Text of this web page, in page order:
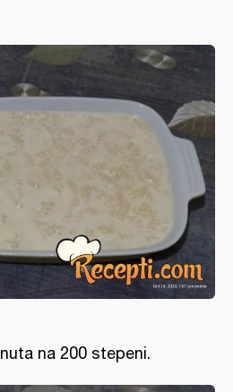
na 200 stepeni.